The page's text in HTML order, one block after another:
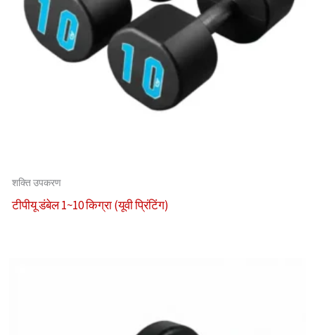
शक्ति उपकरण
टीपीयू डंबेल 1~10 किग्रा (यूवी प्रिंटिंग)